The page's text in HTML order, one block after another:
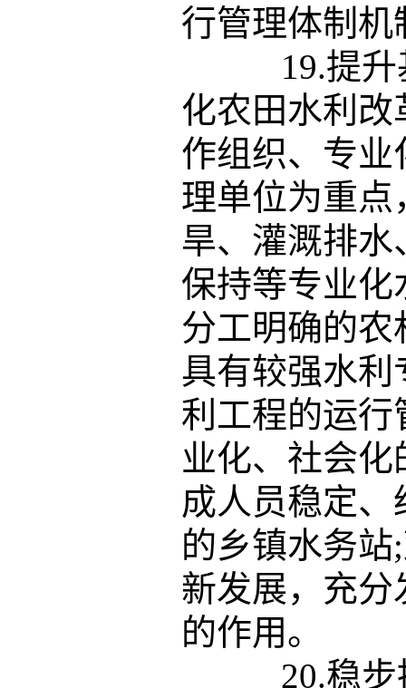
行管理体制机
19.提升
化农田水利
作组织、专
理单位为重
旱、灌溉排
保持等专业
分工明确的
具有较强水
利工程的运
业化、社会
成人员稳定
的乡镇水务
新发展，充
的作用。
20.稳步